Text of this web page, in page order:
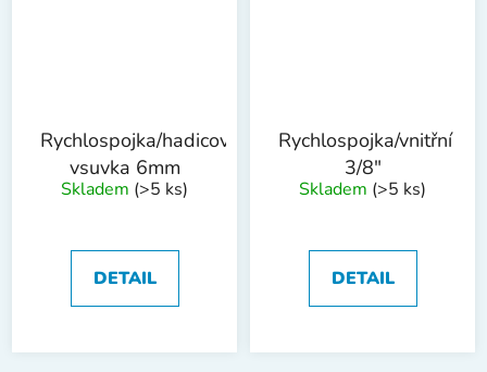
Rychlospojka/hadicová
vsuvka 6mm
Skladem (>5 ks)
DETAIL
Rychlospojka/vnitřní
3/8"
Skladem (>5 ks)
DETAIL